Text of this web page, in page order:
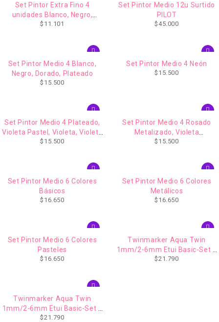
Set Pintor Extra Fino 4
unidades Blanco, Negro,
Dorado, Plateado
$ 11.101
Set Pintor Medio 12u Surtido
PILOT
$ 45.000
Set Pintor Medio 4 Blanco,
Negro, Dorado, Plateado
$ 15.500
Set Pintor Medio 4 Neón
$ 15.500
Set Pintor Medio 4 Plateado,
Violeta Pastel, Violeta, Violeta
Metalizado
$ 15.500
Set Pintor Medio 4 Rosado
Metalizado, Violeta
Metalizado, Azul Metalizado,
$ 15.500
Set Pintor Medio 6 Colores
Básicos
$ 16.650
Set Pintor Medio 6 Colores
Metálicos
$ 16.650
Set Pintor Medio 6 Colores
Pasteles
$ 16.650
Twinmarker Aqua Twin
1mm/2-6mm Etui Basic-Set 1
6 Stück
$21.790
Twinmarker Aqua Twin
1mm/2-6mm Etui Basic-Set 1
6 Stück
$21.790